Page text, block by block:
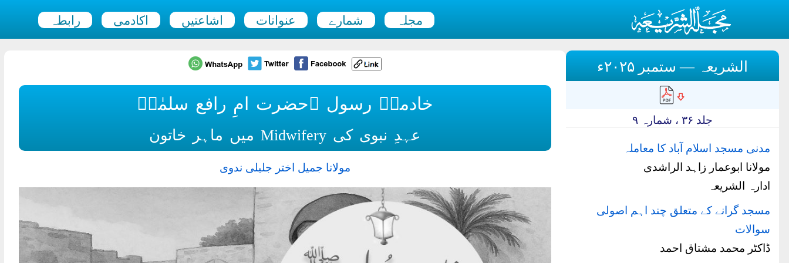
مجلہ شمارے عنوانات اشاعتیں اکادمی رابطہ
خادمۂ رسول ؐحضرت امِ رافع سلمٰیؓ
عہدِ نبوی کی Midwifery میں ماہر خاتون
مولانا جمیل اختر جلیلی ندوی
الشریعہ — ستمبر ۲۰۲۵ء
جلد ۳۶ ، شمارہ ۹
مدنی مسجد اسلام آباد کا معاملہ
مولانا ابوعمار زاہد الراشدی
ادارہ الشریعہ
مسجد گرانے کے متعلق چند اہم اصولی
سوالات
ڈاکٹر محمد مشتاق احمد